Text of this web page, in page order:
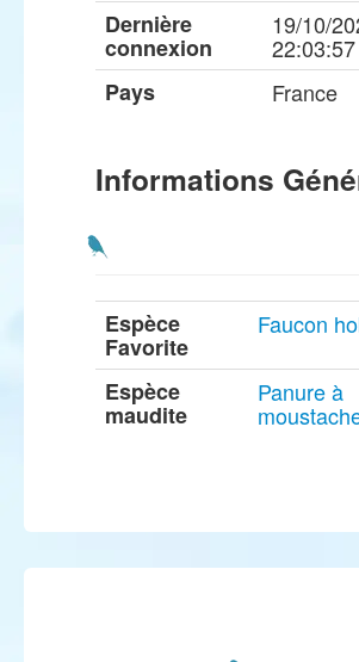
Dernière
connexion
19/10/
22:03:57
Pays
France
Informations
Espèce
Favorite
Faucon
Espèce
maudite
Panure à